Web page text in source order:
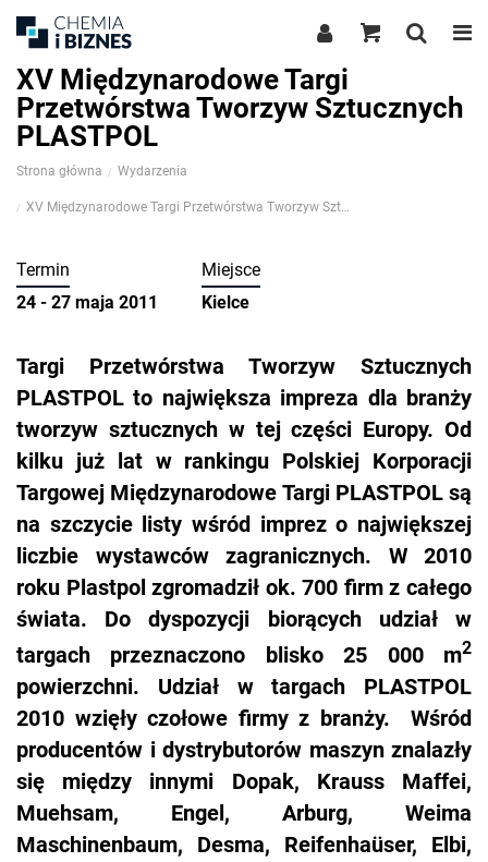
XV Międzynarodowe Targi
Przetwórstwa Tworzyw Sztucznych
PLASTPOL
Strona główna Wydarzenia
XV Międzynarodowe Targi Przetwórstwa Tworzyw Sztucznych PLASTPOL
Termin
24 - 27 maja 2011
Miejsce
Kielce
Targi Przetwórstwa Tworzyw Sztucznych
PLASTPOL to największa impreza dla branży
tworzyw sztucznych w tej części Europy. Od
kilku już lat w rankingu Polskiej Korporacji
Targowej Międzynarodowe Targi PLASTPOL są
na szczycie listy wśród imprez o największej
liczbie wystawców zagranicznych. W 2010
roku Plastpol zgromadził ok. 700 firm z całego
świata. Do dyspozycji biorących udział w
targach przeznaczono blisko 25 000 m2
powierzchni. Udział w targach PLASTPOL
2010 wzięły czołowe firmy z branży. Wśród
producentów i dystrybutorów maszyn znalazły
się między innymi Dopak, Krauss Maffei,
Muehsam, Engel, Arburg, Weima
Maschinenbaum, Desma, Reifenhaüser, Elbi,